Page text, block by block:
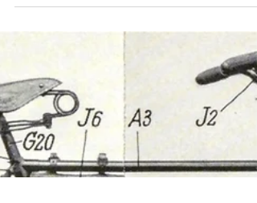
Element d (T30) Air-Activated Zinc-Air Cell for
the German Wehrmacht Feldfernsprecher 33
(FF33), Inspected 15 May 1943 民國32年(1943)
德國國防軍33型（FF33）野戰電話機用
Element d（T30）空氣活化鋅空氣電池《
Water Museum Collections | 黑水博物館館藏》
1. 基本資料 文物名稱：民國32年(1943)德國
防軍33型（FF33）野戰電話機用Element